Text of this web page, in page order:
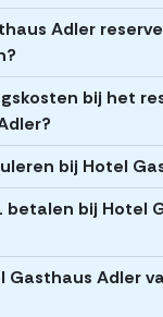
Adler
bij het
bij Hotel
betalen bij Hotel
Gasthaus Adler